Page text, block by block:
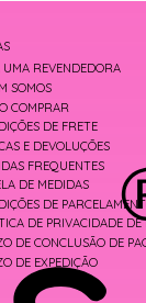
UMA REVENDEDORA
SOMOS
COMPRAR
DE FRETE
E DEVOLUÇÕES
FREQUENTES
DE MEDIDAS
DE
DE PRIVACIDADE DE
DE CONCLUSÃO DE
DE EXPEDIÇÃO